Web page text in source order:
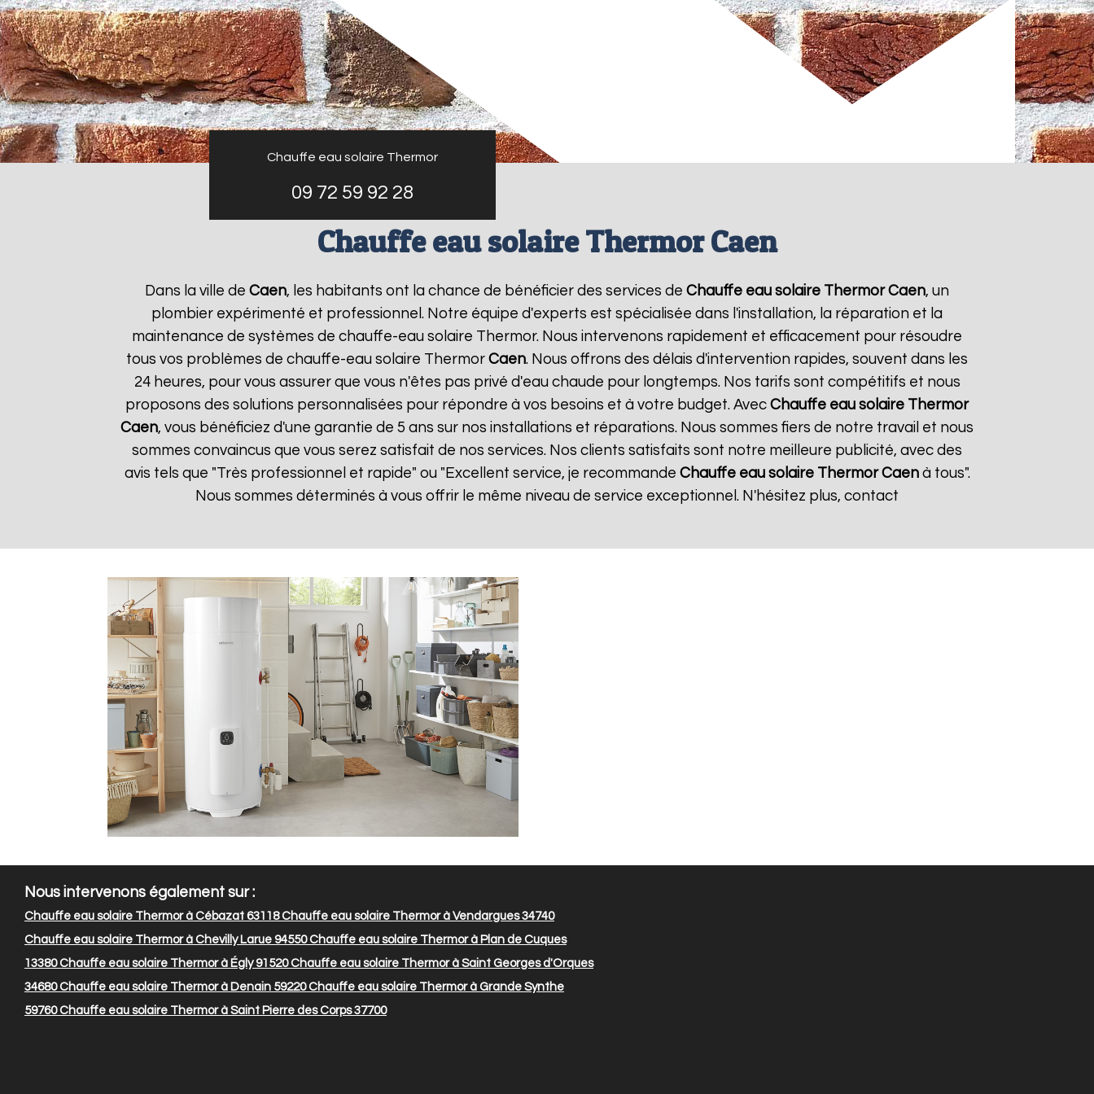
Chauffe eau solaire Thermor
09 72 59 92 28
Chauffe eau solaire Thermor Caen
Dans la ville de Caen, les habitants ont la chance de bénéficier des services de Chauffe eau solaire Thermor Caen, un
plombier expérimenté et professionnel. Notre équipe d'experts est spécialisée dans l'installation, la réparation et la
maintenance de systèmes de chauffe-eau solaire Thermor. Nous intervenons rapidement et efficacement pour résoudre
tous vos problèmes de chauffe-eau solaire Thermor Caen. Nous offrons des délais d'intervention rapides, souvent dans les
24 heures, pour vous assurer que vous n'êtes pas privé d'eau chaude pour longtemps. Nos tarifs sont compétitifs et nous
proposons des solutions personnalisées pour répondre à vos besoins et à votre budget. Avec Chauffe eau solaire Thermor
Caen, vous bénéficiez d'une garantie de 5 ans sur nos installations et réparations. Nous sommes fiers de notre travail et nous
sommes convaincus que vous serez satisfait de nos services. Nos clients satisfaits sont notre meilleure publicité, avec des
avis tels que "Très professionnel et rapide" ou "Excellent service, je recommande Chauffe eau solaire Thermor Caenà tous".
Nous sommes déterminés à vous offrir le même niveau de service exceptionnel. N'hésitez plus, contact
Nous intervenons également sur :
Chauffe eau solaire Thermor à Cébazat 63118Chauffe eau solaire Thermor à Vendargues 34740
Chauffe eau solaire Thermor à Chevilly Larue 94550Chauffe eau solaire Thermor à Plan de Cuques
13380Chauffe eau solaire Thermor à Égly 91520Chauffe eau solaire Thermor à Saint Georges d'Orques
34680Chauffe eau solaire Thermor à Denain 59220Chauffe eau solaire Thermor à Grande Synthe
59760Chauffe eau solaire Thermor à Saint Pierre des Corps 37700